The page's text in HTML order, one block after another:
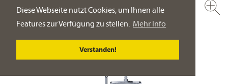
Diese Webseite nutzt Cookies, um Ihnen alle
Features zur Verfügung zu stellen. Mehr Info
Verstanden!
632.20.250.xxx
Brausethermostat für Aufputzmontage ½"
Wandmontage